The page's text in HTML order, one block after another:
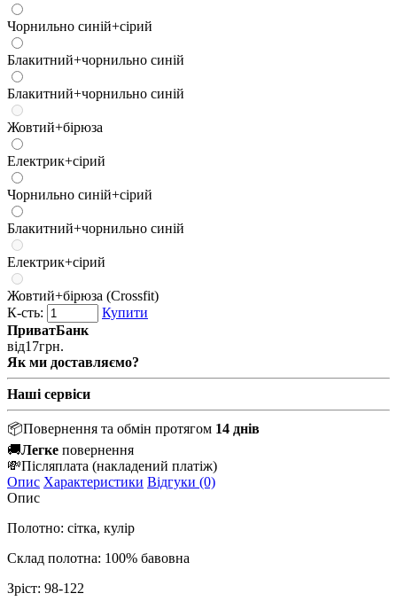
Чорнильно синій+сірий
Блакитний+чорнильно синій
Блакитний+чорнильно синій
Жовтий+бірюза
Електрик+сірий
Чорнильно синій+сірий
Блакитний+чорнильно синій
Електрик+сірий
Жовтий+бірюза (Crossfit)
К-сть:
Купити
ПриватБанк
від17грн.
Як ми доставляємо?
Наші сервіси
📦Повернення та обмін протягом 14 днів
🚚Легке повернення
💸Післяплата (накладений платіж)
Опис Характеристики Відгуки (0)
Опис
Полотно: сітка, кулір
Склад полотна: 100% бавовна
Зріст: 98-122